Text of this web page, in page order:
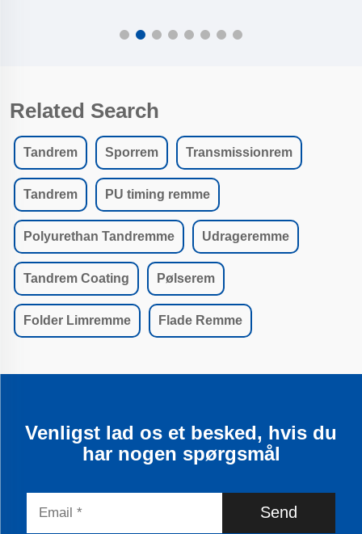
Related Search
Tandrem Sporrem Transmissionrem
Tandrem PU timing remme
Polyurethan Tandremme Udrageremme
Tandrem Coating Pølserem
Folder Limremme Flade Remme
Venligst lad os et besked, hvis du
har nogen spørgsmål
Send